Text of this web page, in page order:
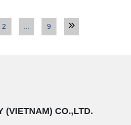
2 9
(VIETNAM) CO.,LTD.